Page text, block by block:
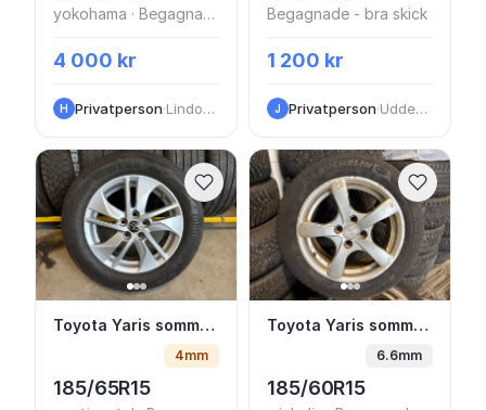
yokohama · Begagnade - bra skick
4 000 kr
H Privatperson· Lindome
Begagnade - bra skick
1 200 kr
J Privatperson· Uddevalla
Toyota Yaris sommarhjul orginal
Toyota Yaris sommarhjul orginal
4mm
185/65R15
Toyota Yaris Toyota Yaris sommarhjul 15”
6.6mm
185/60R15